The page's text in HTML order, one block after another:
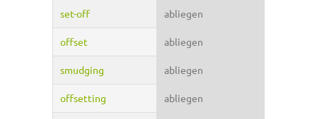
set-off abliegen
offset abliegen
smudging abliegen
offsetting abliegen